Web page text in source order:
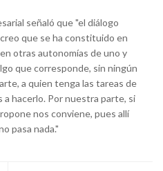
señaló que "el diálogo
que se ha constituido en
otras autonomías de uno y
que corresponde, sin ningún
a quien tenga las tareas de
hacerlo. Por nuestra parte, si
nos conviene, pues allí
pasa nada."